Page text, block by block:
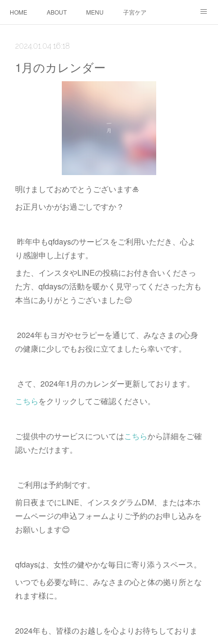
HOME ABOUT MENU 子宮ケア
2024.01.04 16:18
1月のカレンダー
明けましておめでとうございます🎍
お正月いかがお過ごしですか？
昨年中もqfdaysのサービスをご利用いただき、心よ
り感謝申し上げます。
また、インスタやLINEの投稿にお付き合いくださっ
た方、qfdaysの活動を暖かく見守ってくださった方も
本当にありがとうございました😌
2024年もヨガやセラピーを通じて、みなさまの心身
の健康に少しでもお役に立てましたら幸いです。
さて、2024年1月のカレンダー更新しております。
こちらをクリックしてご確認ください。
ご提供中のサービスについてはこちらから詳細をご確
認いただけます。
ご利用は予約制です。
前日夜までにLINE、インスタグラムDM、または本ホ
ームページの申込フォームよりご予約のお申し込みを
お願いします😊
qfdaysは、女性の健やかな毎日に寄り添うスペース。
いつでも必要な時に、みなさまの心と体の拠り所とな
れます様に。
2024年も、 皆様のお越しを心よりお待ちしておりま